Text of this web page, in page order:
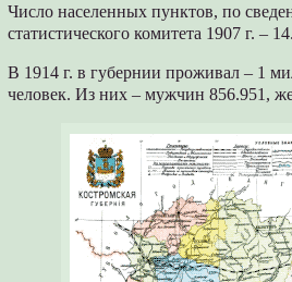
Число населенных пунктов, по
статистического комитета 1907 г. –
В 1914 г. в губернии проживал – 1
человек. Из них – мужчин 856.951,